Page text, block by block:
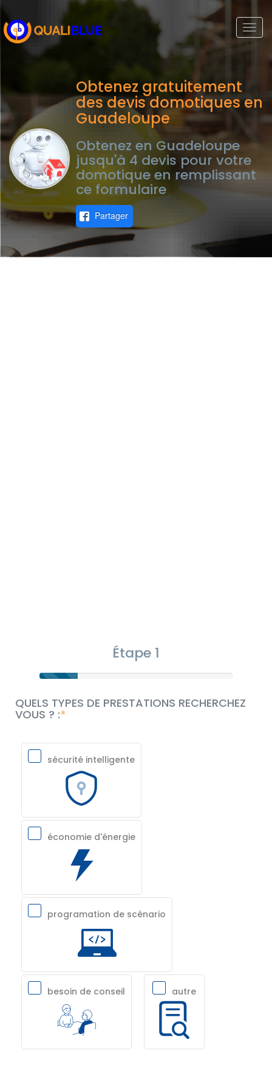
Obtenez gratuitement
des devis domotiques en
Guadeloupe
Obtenez en Guadeloupe
jusqu'à 4 devis pour votre
domotique en remplissant
ce formulaire
Partager
Étape 1
QUELS TYPES DE PRESTATIONS RECHERCHEZ
VOUS ? :
sécurité intelligente
économie d'énergie
programation de scénario
besoin de conseil autre